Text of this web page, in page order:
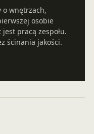
o wnętrzach,
osobie
pracą zespołu.
ścinania jakości.